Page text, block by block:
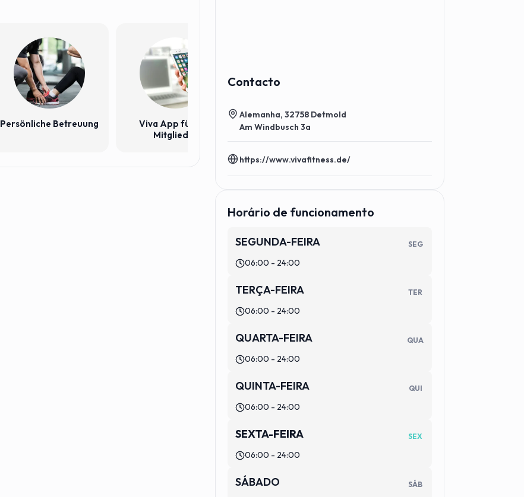
Persönliche Betreuung
Viva App für alle
Mitglieder
Contacto
Alemanha, 32758 Detmold
Am Windbusch 3a
https://www.vivafitness.de/
Horário de funcionamento
SEGUNDA-FEIRA SEG
06:00 - 24:00
TERÇA-FEIRA TER
06:00 - 24:00
QUARTA-FEIRA QUA
06:00 - 24:00
QUINTA-FEIRA QUI
06:00 - 24:00
SEXTA-FEIRA SEX
06:00 - 24:00
SÁBADO SÁB